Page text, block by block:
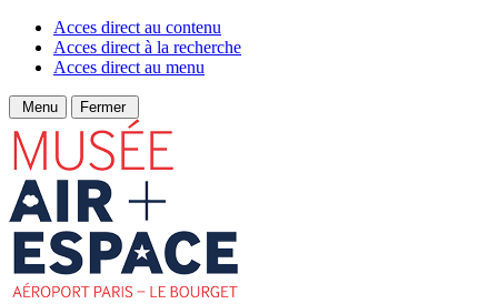
Acces direct au contenu
Acces direct à la recherche
Acces direct au menu
Menu Fermer